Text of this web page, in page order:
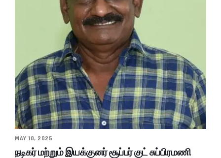
MAY 10, 2025
நடிகர் மற்றும் இயக்குனர் சூப்பர் குட் சுப்பிரமணி